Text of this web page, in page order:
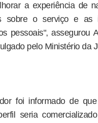
a experiência de
sobre o serviço e as
pessoais", assegurou
pelo Ministério da
foi informado de
seria